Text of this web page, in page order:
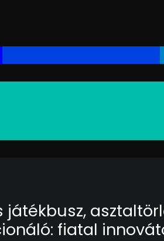
játékbusz,
fiatal